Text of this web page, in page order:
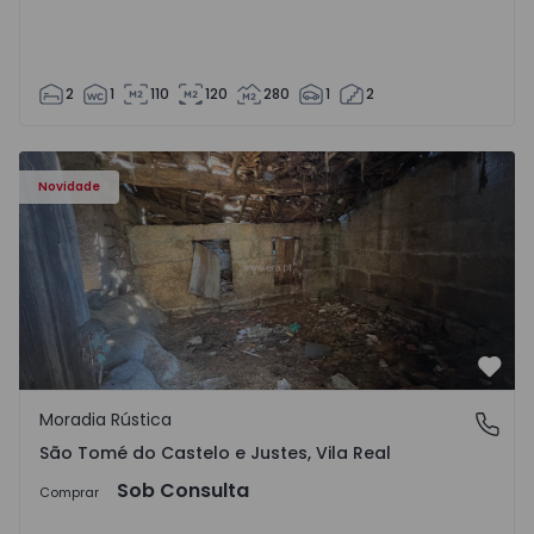
2 1 110 120 280 1 2
Novidade
Moradia Vila Real, São Tomé do Castelo e Justes -
São Tomé do Castelo e Justes, Vila Real
Moradia Rústica
São Tomé do Castelo e Justes, Vila Real
Comprar Sob Consulta